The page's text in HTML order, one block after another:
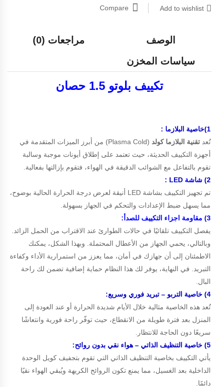
Add to wishlist
Compare
الوصف
مراجعات (0)
سياسات المخزن
تكييف بلوتو 1.5 حصان
1)خاصية البلازما
:
تُعد تقنية البلازما كولد
(Plasma Cold) من أبرز الميزات المتقدمة في
أجهزة التكييف الحديثة، حيث تعتمد على إطلاق أيونات موجبة وسالبة
تقوم بالتفاعل مع الشوائب الدقيقة في الهواء، فتقوم بإزالتها بفعالية.
2) شاشة LED :
تم تجهيز التكييف بشاشة LED أنيقة لعرض درجة الحرارة الحالية بوضوح،
مما يسهل ضبط الإعدادات والتحكم في الجهاز بسهولة.
3) مقاومة اجزاء التكييف للصدأ:
يفصل التكييف تلقائيًا في حالات الطوارئ عند الاقتراب من الحمل الزائد.
وبالتالي، يحمي الجهاز من الأعطال المحتملة. وبهذا الشكل، يمكنك
الاطمئنان إلى أن جهازك في أمان، مما يعزز من استمرارية الأداء وكفاءة
التبريد. في النهاية، يوفر لك هذا النظام حماية إضافية تضمن لك راحة
البال.
4) خاصية التربو – تبريد فوري وسريع:
تُعد هذه الخاصية مثالية خلال الأيام شديدة الحرارة أو عند العودة إلى
المنزل بعد فترة طويلة من الانقطاع، حيث توفّر راحة فورية وانتعاشًا
سريعًا دون الحاجة للانتظار.
5) خاصية التنظيف الذاتي – هواء نقي بدون روائح:
يأتي التكييف بخاصية التنظيف الذاتي التي تقوم بتجفيف كويل الوحدة
الداخلية بعد الغسيل، مما يمنع تكون الروائح الكريهة ويُبقي الهواء نقيًا
دائمًا.